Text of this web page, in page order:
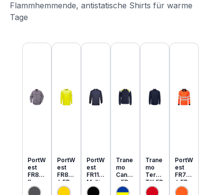
Flammhemmende, antistatische Shirts für warme
Tage
Produktgalerie überspringen
PortW
est
FR89
flamm
hemm
PortW
est
FR80
6 FR
MultiN
PortW
est
FR11
Multi
Norm
Trane
mo
Cante
x FR
MultiN
Trane
mo
Tera
TX FR
leicht
PortW
est
FR73
4 FR
MultiN